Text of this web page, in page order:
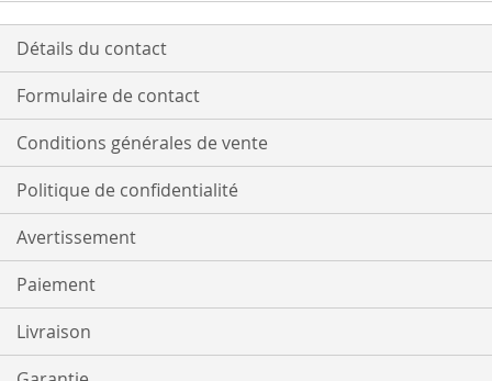
Détails du contact
Formulaire de contact
Conditions générales de vente
Politique de confidentialité
Avertissement
Paiement
Livraison